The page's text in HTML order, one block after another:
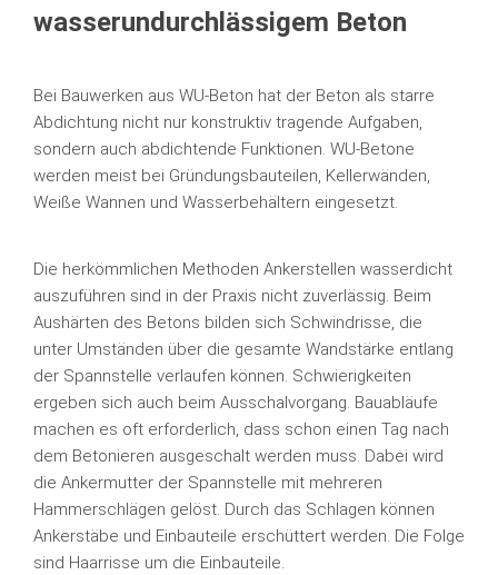
wasserundurchlässigem Beton
Bei Bauwerken aus WU-Beton hat der Beton als starre
Abdichtung nicht nur konstruktiv tragende Aufgaben,
sondern auch abdichtende Funktionen. WU-Betone
werden meist bei Gründungsbauteilen, Kellerwänden,
Weiße Wannen und Wasserbehältern eingesetzt.
Die herkömmlichen Methoden Ankerstellen wasserdicht
auszuführen sind in der Praxis nicht zuverlässig. Beim
Aushärten des Betons bilden sich Schwindrisse, die
unter Umständen über die gesamte Wandstärke entlang
der Spannstelle verlaufen können. Schwierigkeiten
ergeben sich auch beim Ausschalvorgang. Bauabläufe
machen es oft erforderlich, dass schon einen Tag nach
dem Betonieren ausgeschalt werden muss. Dabei wird
die Ankermutter der Spannstelle mit mehreren
Hammerschlägen gelöst. Durch das Schlagen können
Ankerstäbe und Einbauteile erschüttert werden. Die Folge
sind Haarrisse um die Einbauteile.